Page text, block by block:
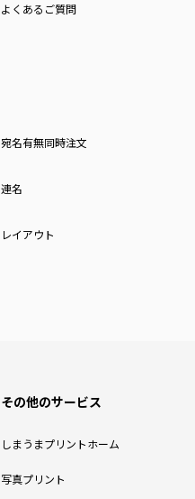
よくあるご質問
宛名有無同時注文
連名
レイアウト
その他のサービス
しまうまプリントホーム
写真プリント